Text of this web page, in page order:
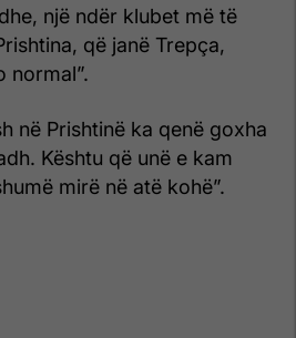
një ndër klubet më të
që janë Trepça,
normal”.
në Prishtinë ka qenë goxha
Kështu që unë e kam
mirë në atë kohë”.